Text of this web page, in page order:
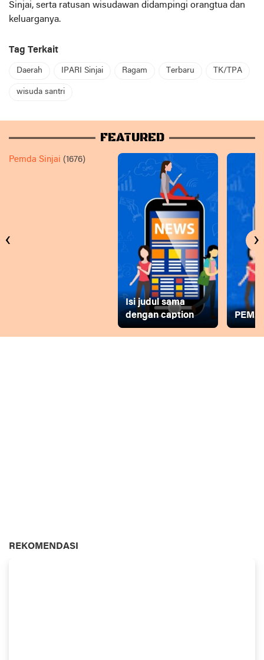
Sinjai, serta ratusan wisudawan didampingi orangtua dan
keluarganya.
Tag Terkait
Daerah IPARI Sinjai Ragam Terbaru TK/TPA
wisuda santri
FEATURED
Pemda Sinjai (1676)
Isi judul sama
dengan caption
‹ ›
REKOMENDASI